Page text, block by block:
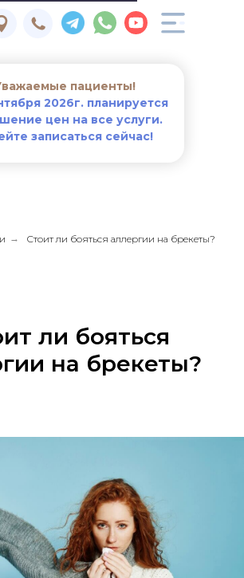
пациенты!
2026г. планируется
цен на все услуги.
записаться сейчас!
→ Стоит ли бояться аллергии на брекеты?
ли бояться
на брекеты?